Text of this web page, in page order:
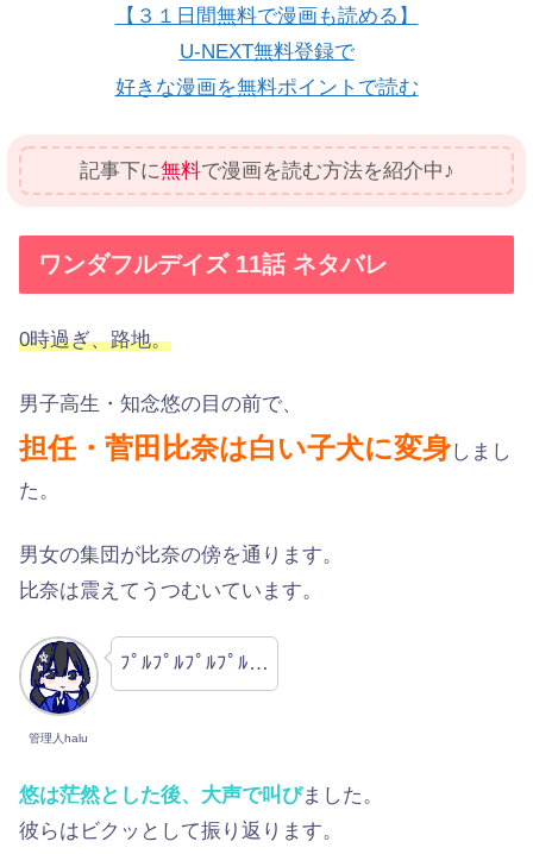
【３１日間無料で漫画も読める】
U-NEXT無料登録で
好きな漫画を無料ポイントで読む
記事下に無料で漫画を読む方法を紹介中♪
ワンダフルデイズ 11話 ネタバレ
0時過ぎ、路地。
男子高生・知念悠の目の前で、
担任・菅田比奈は白い子犬に変身しまし
た。
男女の集団が比奈の傍を通ります。
比奈は震えてうつむいています。
管理人halu
ﾌﾟﾙﾌﾟﾙﾌﾟﾙﾌﾟﾙ…
悠は茫然とした後、大声で叫びました。
彼らはビクッとして振り返ります。